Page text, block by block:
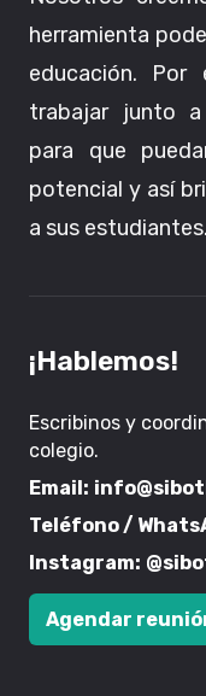
herramienta
educación. Por
trabajar junto
para que
potencial y así
a sus estudiantes.
¡Hablemos!
Escribinos y
colegio.
Email:
Teléfono /
Instagram:
Agendar